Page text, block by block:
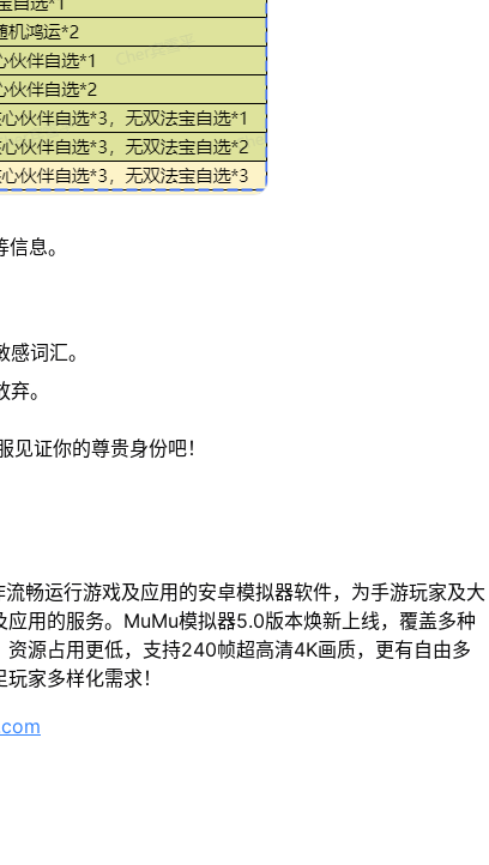
息。
词汇。
。
见证你的尊贵身份吧！
畅运行游戏及应用的安卓模拟器软件，为手游玩家及大
用的服务。MuMu模拟器5.0版本焕新上线，覆盖多种
源占用更低，支持240帧超高清4K画质，更有自由多
家多样化需求！